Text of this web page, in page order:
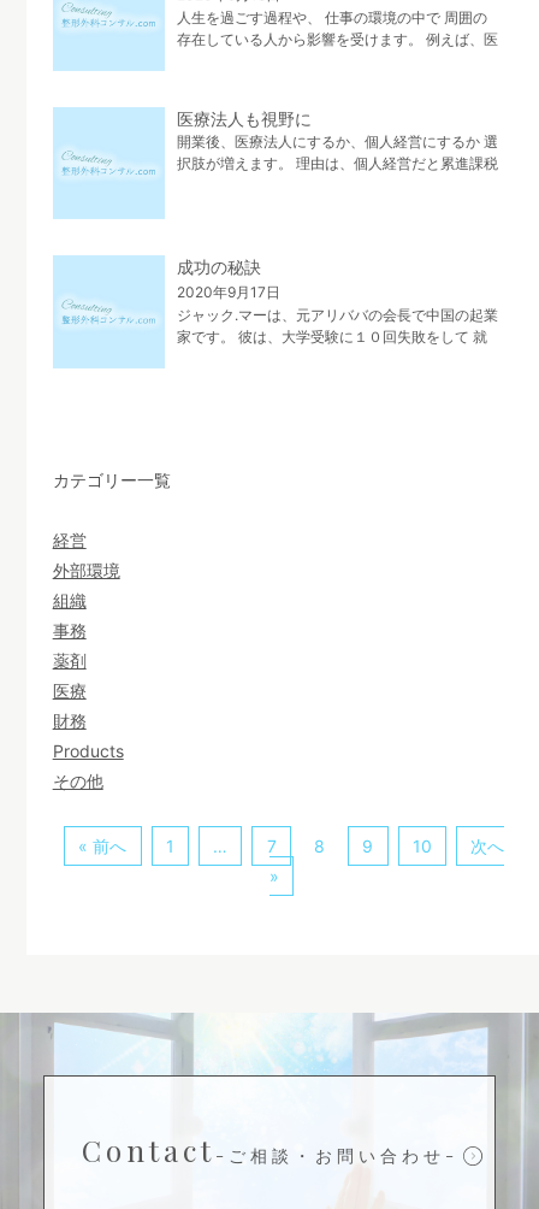
人生を過ごす過程や、 仕事の環境の中で 周囲の
存在している人から影響を受けます。 例えば、医
医療法人も視野に
開業後、医療法人にするか、個人経営にするか 選
択肢が増えます。 理由は、個人経営だと累進課税
成功の秘訣
2020年9月17日
ジャック.マーは、元アリババの会長で中国の起業
家です。 彼は、大学受験に１０回失敗をして 就
カテゴリー一覧
経営
外部環境
組織
事務
薬剤
医療
財務
Products
その他
« 前へ 1 … 7 8 9 10
次へ
»
Contact -ご相談・お問い合わせ-